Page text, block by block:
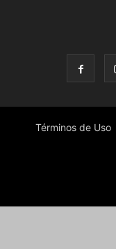
Términos de Uso